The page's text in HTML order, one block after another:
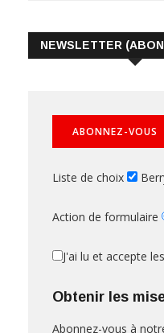
NEWSLETTER
Liste de choix
Action de formulaire
J'ai lu et accepte
Obtenir les
Abonnez-vous à